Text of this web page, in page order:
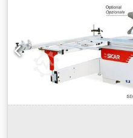
mm Dkedpsznm Tkefx Ambor